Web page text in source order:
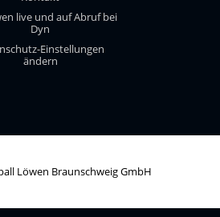
live und auf Abruf bei
Dyn
Einstellungen
ändern
Löwen Braunschweig GmbH